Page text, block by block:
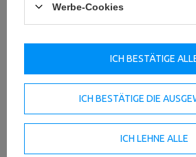
Brustpresse Positiv MF-U004 2.0
- Marbo Sport
Marbo
Werbe-Cookies
ICH BESTÄTIGE DIE
ICH LEHNE ALLE
ICH BESTÄTIGE